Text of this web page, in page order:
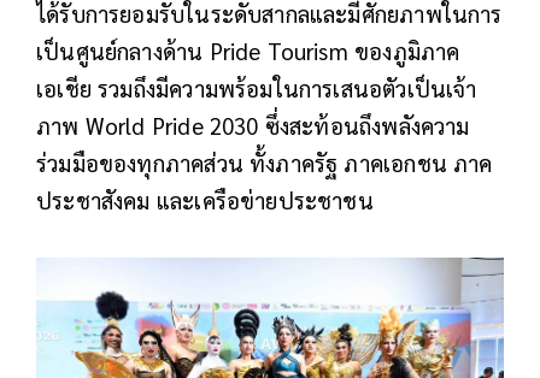
ได้รับการยอมรับในระดับสากลและมีศักยภาพในการ
เป็นศูนย์กลางด้าน Pride Tourism ของภูมิภาค
เอเชีย รวมถึงมีความพร้อมในการเสนอตัวเป็นเจ้า
ภาพ World Pride 2030 ซึ่งสะท้อนถึงพลังความ
ร่วมมือของทุกภาคส่วน ทั้งภาครัฐ ภาคเอกชน ภาค
ประชาสังคม และเครือข่ายประชาชน